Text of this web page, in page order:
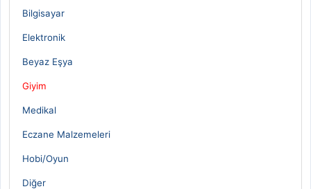
Bilgisayar
Elektronik
Beyaz Eşya
Giyim
Medikal
Eczane Malzemeleri
Hobi/Oyun
Diğer